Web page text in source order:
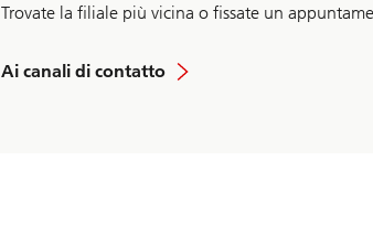
Trovate la filiale più vicina o fissate un
Ai canali di contatto